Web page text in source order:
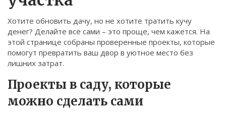
О нас
Условия использования
Политика конфиденциальности
ФЗ-152
Связаться
© 2026. Все права защищены.
Хотите обновить дачу, но не хотите тратить кучу
денег? Делайте всё сами – это проще, чем кажется. На
этой странице собраны проверенные проекты, которые
помогут превратить ваш двор в уютное место без
лишних затрат.
Проекты в саду, которые
можно сделать сами